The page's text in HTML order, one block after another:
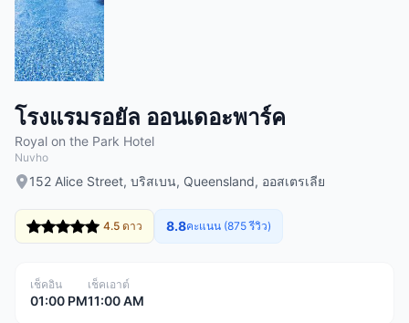
โรงแรมรอยัล ออนเดอะพาร์ค
Royal on the Park Hotel
Nuvho
152 Alice Street, บริสเบน, Queensland, ออสเตรเลีย
4.5 ดาว 8.8คะแนน (875 รีวิว)
เช็คอิน
01:00 PM
เช็คเอาต์
11:00 AM